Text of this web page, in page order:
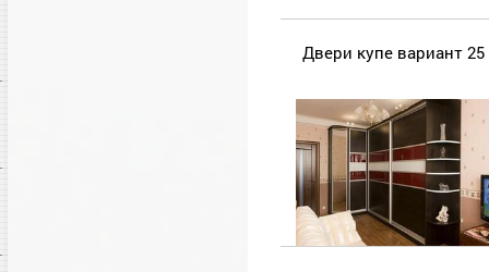
Двери купе вариант 25